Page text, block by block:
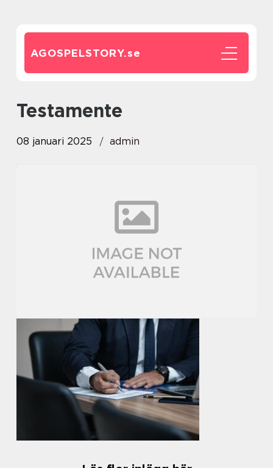
AGOSPELSTORY.se
Testamente
08 januari 2025 admin